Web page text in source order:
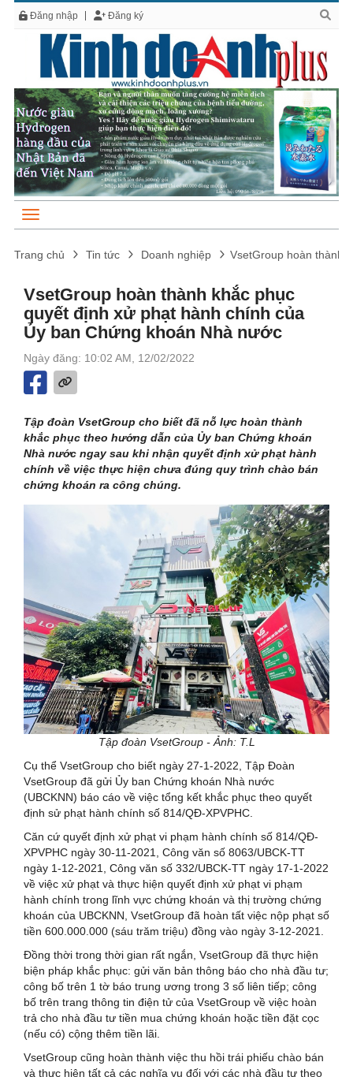
Đăng nhập Đăng ký
Trang chủ Tin tức Doanh nghiệp VsetGroup hoàn thành
VsetGroup hoàn thành khắc phục
quyết định xử phạt hành chính của
Ủy ban Chứng khoán Nhà nước
Ngày đăng: 10:02 AM, 12/02/2022
Tập đoàn VsetGroup cho biết đã nỗ lực hoàn thành
khắc phục theo hướng dẫn của Ủy ban Chứng khoán
Nhà nước ngay sau khi nhận quyết định xử phạt hành
chính về việc thực hiện chưa đúng quy trình chào bán
chứng khoán ra công chúng.
Tập đoàn VsetGroup - Ảnh: T.L
Cụ thể VsetGroup cho biết ngày 27-1-2022, Tập Đoàn
VsetGroup đã gửi Ủy ban Chứng khoán Nhà nước
(UBCKNN) báo cáo về việc tổng kết khắc phục theo quyết
định sử phạt hành chính số 814/QĐ-XPVPHC.
Căn cứ quyết định xử phạt vi phạm hành chính số 814/QĐ-
XPVPHC ngày 30-11-2021, Công văn số 8063/UBCK-TT
ngày 1-12-2021, Công văn số 332/UBCK-TT ngày 17-1-2022
về việc xử phạt và thực hiện quyết định xử phạt vi phạm
hành chính trong lĩnh vực chứng khoán và thị trường chứng
khoán của UBCKNN, VsetGroup đã hoàn tất việc nộp phạt số
tiền 600.000.000 (sáu trăm triệu) đồng vào ngày 3-12-2021.
Đồng thời trong thời gian rất ngắn, VsetGroup đã thực hiện
biện pháp khắc phục: gửi văn bản thông báo cho nhà đầu tư;
công bố trên 1 tờ báo trung ương trong 3 số liên tiếp; công
bố trên trang thông tin điện tử của VsetGroup về việc hoàn
trả cho nhà đầu tư tiền mua chứng khoán hoặc tiền đặt cọc
(nếu có) cộng thêm tiền lãi.
VsetGroup cũng hoàn thành việc thu hồi trái phiếu chào bán
và thực hiện tất cả các nghĩa vụ đối với các nhà đầu tư theo